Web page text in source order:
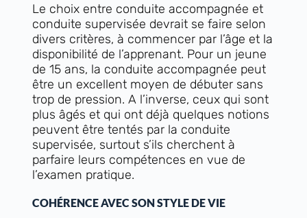
Le choix entre conduite accompagnée et
conduite supervisée devrait se faire selon
divers critères, à commencer par l’âge et la
disponibilité de l’apprenant. Pour un jeune
de 15 ans, la conduite accompagnée peut
être un excellent moyen de débuter sans
trop de pression. A l’inverse, ceux qui sont
plus âgés et qui ont déjà quelques notions
peuvent être tentés par la conduite
supervisée, surtout s’ils cherchent à
parfaire leurs compétences en vue de
l’examen pratique.
COHÉRENCE AVEC SON STYLE DE VIE